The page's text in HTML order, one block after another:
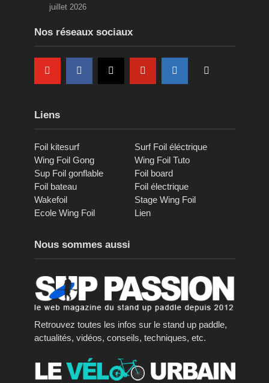
juillet 2026
Nos réseaux sociaux
Liens
Foil kitesurf
Surf Foil éléctrique
Wing Foil Gong
Wing Foil Tuto
Sup Foil gonflable
Foil board
Foil bateau
Foil électrique
Wakefoil
Stage Wing Foil
Ecole Wing Foil
Lien
Nous sommes aussi
Retrouvez toutes les infos sur le stand up paddle,
actualités, vidéos, conseils, techniques, etc.